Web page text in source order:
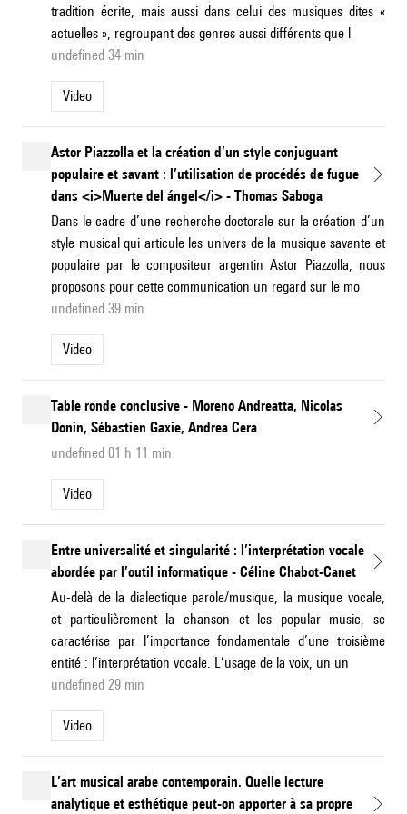
tradition écrite, mais aussi dans celui des musiques dites «
actuelles », regroupant des genres aussi différents que l
undefined 34 min
Video
Astor Piazzolla et la création d’un style conjuguant
populaire et savant : l’utilisation de procédés de fugue
dans <i>Muerte del ángel</i> - Thomas Saboga
Dans le cadre d’une recherche doctorale sur la création d’un
style musical qui articule les univers de la musique savante et
populaire par le compositeur argentin Astor Piazzolla, nous
proposons pour cette communication un regard sur le mo
undefined 39 min
Video
Table ronde conclusive - Moreno Andreatta, Nicolas
Donin, Sébastien Gaxie, Andrea Cera
undefined 01 h 11 min
Video
Entre universalité et singularité : l’interprétation vocale
abordée par l’outil informatique - Céline Chabot-Canet
Au-delà de la dialectique parole/musique, la musique vocale,
et particulièrement la chanson et les popular music, se
caractérise par l’importance fondamentale d’une troisième
entité : l’interprétation vocale. L’usage de la voix, un un
undefined 29 min
Video
L’art musical arabe contemporain. Quelle lecture
analytique et esthétique peut-on apporter à sa propre